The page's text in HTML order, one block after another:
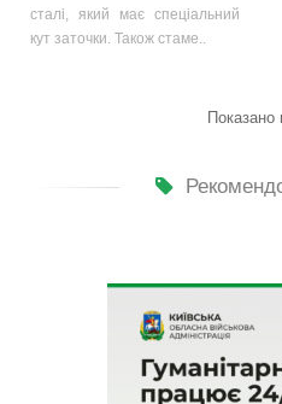
сталі, який має спеціальний
кут заточки. Також стаме..
Показано